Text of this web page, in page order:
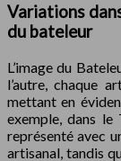
Variations
du bateleur
L’image du
l’autre, chaque
mettant en
exemple, dans
représenté avec
artisanal, tandis